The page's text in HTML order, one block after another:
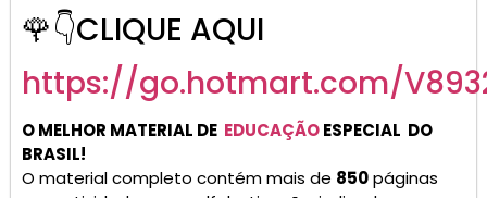
🌹👇CLIQUE AQUI
https://go.hotmart.com/
O MELHOR MATERIAL DE EDUCAÇÃOESPECIAL DO
BRASIL!
O material completo contém mais de 850páginas